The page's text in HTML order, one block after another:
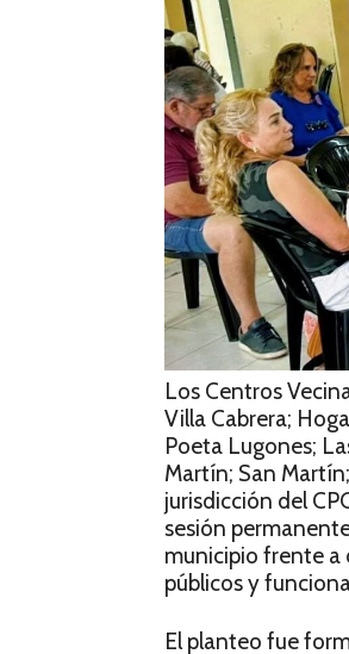
Los Centros
Villa Cabrera;
Poeta Lugones;
Martín; San
jurisdicción del
sesión
municipio frente a
públicos y
El planteo fue